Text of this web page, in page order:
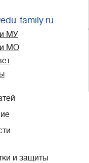
family.ru
МУ
МО
и защиты